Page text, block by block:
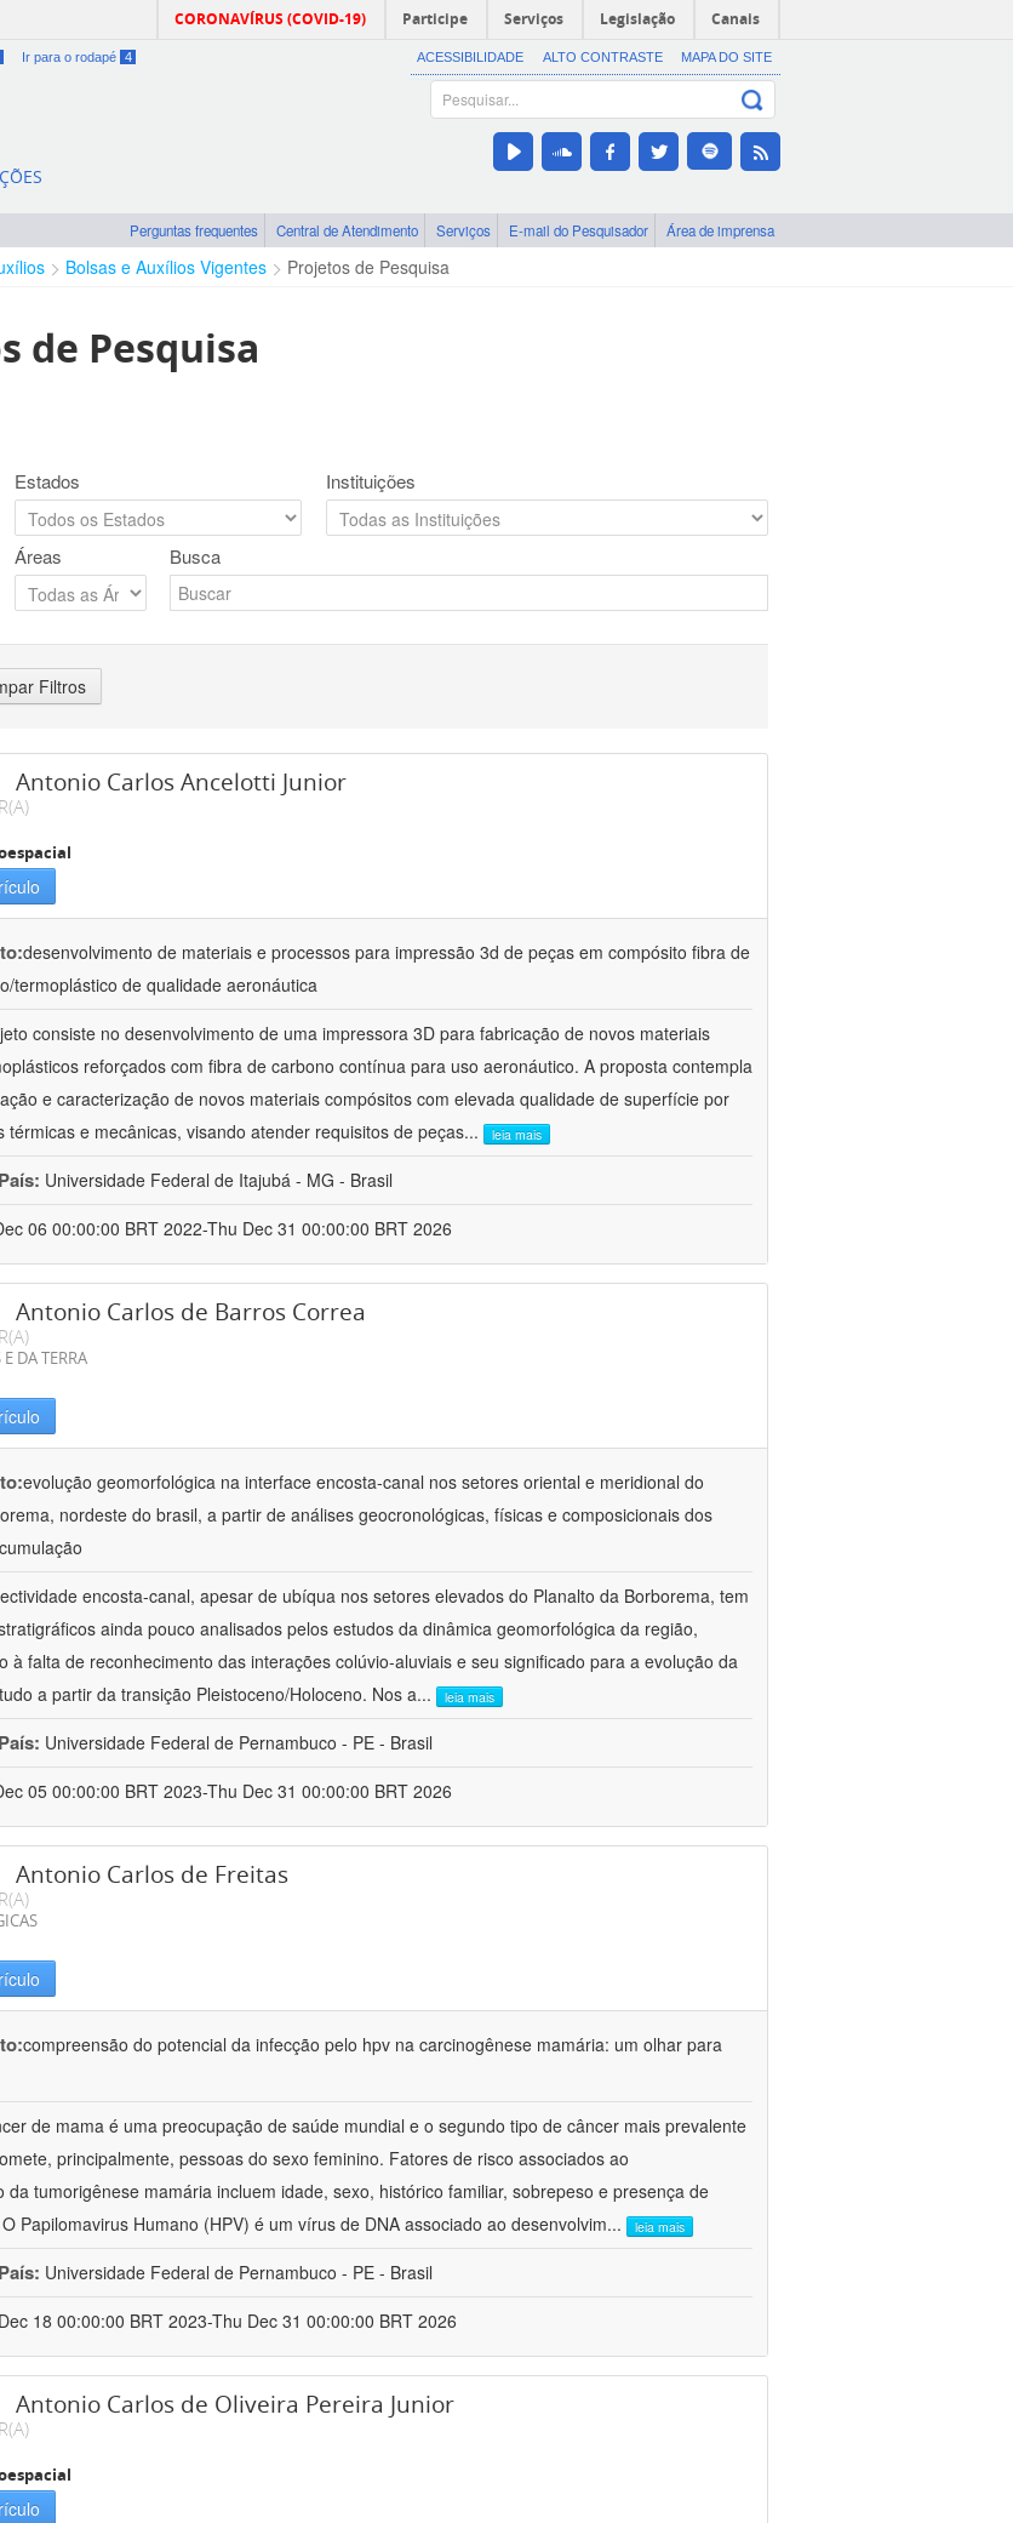
CORONAVÍRUS (COVID-19) Participe Serviços Legislação Canais
Ir para o rodapé 4 ACESSIBILIDADE ALTO CONTRASTE MAPA DO SITE
Perguntas frequentes Central de Atendimento Serviços E-mail do Pesquisador Área de imprensa
Bolsas e Auxílios Vigentes Projetos de Pesquisa
de Pesquisa
Estados Instituições
Áreas Busca
Filtros
Antonio Carlos Ancelotti Junior
desenvolvimento de materiais e processos para impressão 3d de peças em compósito fibra de
termoplástico de qualidade aeronáutica
consiste no desenvolvimento de uma impressora 3D para fabricação de novos materiais
reforçados com fibra de carbono contínua para uso aeronáutico. A proposta contempla
e caracterização de novos materiais compósitos com elevada qualidade de superfície por
térmicas e mecânicas, visando atender requisitos de peças... leia mais
Universidade Federal de Itajubá - MG - Brasil
06 00:00:00 BRT 2022-Thu Dec 31 00:00:00 BRT 2026
Antonio Carlos de Barros Correa
DA TERRA
evolução geomorfológica na interface encosta-canal nos setores oriental e meridional do
nordeste do brasil, a partir de análises geocronológicas, físicas e composicionais dos
encosta-canal, apesar de ubíqua nos setores elevados do Planalto da Borborema, tem
ainda pouco analisados pelos estudos da dinâmica geomorfológica da região,
à falta de reconhecimento das interações colúvio-aluviais e seu significado para a evolução da
a partir da transição Pleistoceno/Holoceno. Nos a... leia mais
Universidade Federal de Pernambuco - PE - Brasil
05 00:00:00 BRT 2023-Thu Dec 31 00:00:00 BRT 2026
Antonio Carlos de Freitas
compreensão do potencial da infecção pelo hpv na carcinogênese mamária: um olhar para
de mama é uma preocupação de saúde mundial e o segundo tipo de câncer mais prevalente
principalmente, pessoas do sexo feminino. Fatores de risco associados ao
da tumorigênese mamária incluem idade, sexo, histórico familiar, sobrepeso e presença de
Papilomavirus Humano (HPV) é um vírus de DNA associado ao desenvolvim... leia mais
Universidade Federal de Pernambuco - PE - Brasil
18 00:00:00 BRT 2023-Thu Dec 31 00:00:00 BRT 2026
Antonio Carlos de Oliveira Pereira Junior